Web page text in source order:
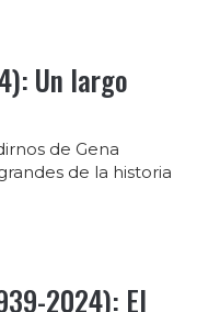
Un largo
de Gena
de la historia
2024): El